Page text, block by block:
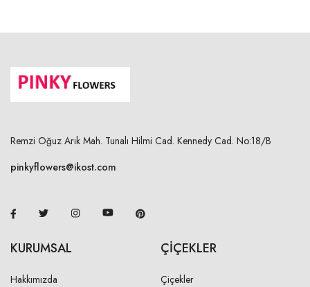
Remzi Oğuz Arık Mah. Tunalı Hilmi Cad. Kennedy Cad. No:18/B
pinkyflowers@ikost.com
KURUMSAL
Hakkımızda
ÇİÇEKLER
Çiçekler